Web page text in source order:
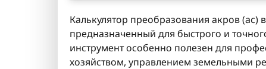
Калькулятор преобразования акров
предназначенный для быстрого и
инструмент особенно полезен для
хозяйством, управлением земельными